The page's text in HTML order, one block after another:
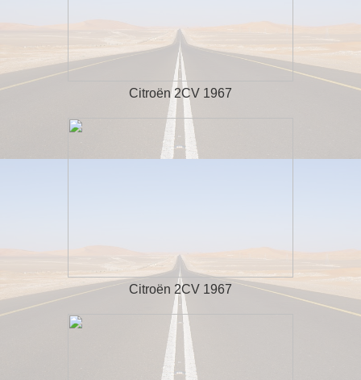
Citroën 2CV 1967
Citroën 2CV 1967